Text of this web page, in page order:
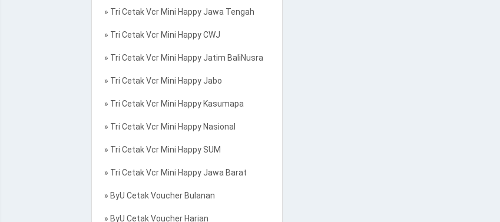
» Tri Cetak Vcr Mini Happy Jawa Tengah
» Tri Cetak Vcr Mini Happy CWJ
» Tri Cetak Vcr Mini Happy Jatim BaliNusra
» Tri Cetak Vcr Mini Happy Jabo
» Tri Cetak Vcr Mini Happy Kasumapa
» Tri Cetak Vcr Mini Happy Nasional
» Tri Cetak Vcr Mini Happy SUM
» Tri Cetak Vcr Mini Happy Jawa Barat
» ByU Cetak Voucher Bulanan
» ByU Cetak Voucher Harian